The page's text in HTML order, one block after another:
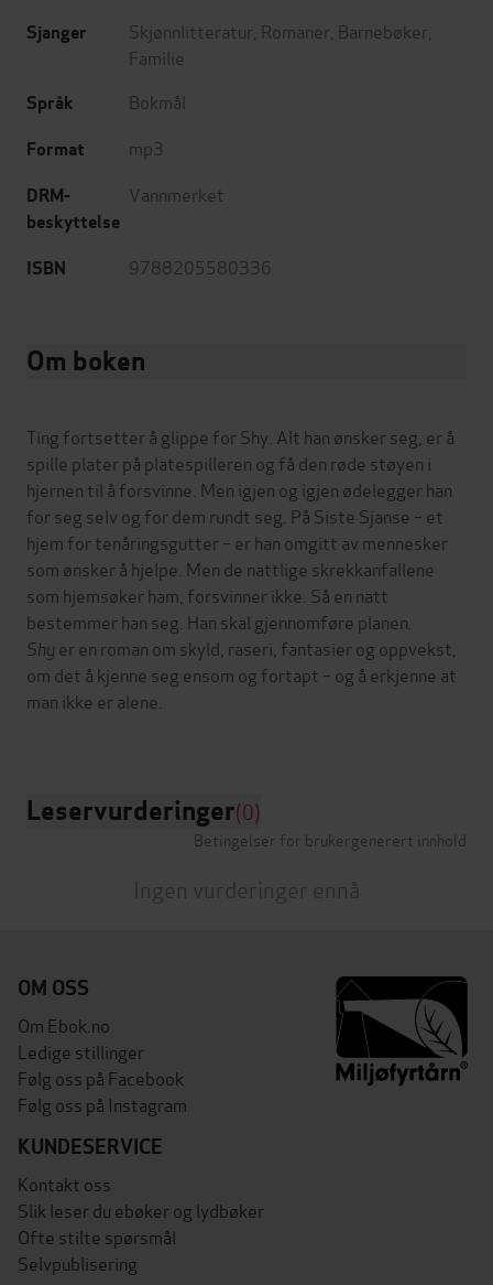
Sjanger Skjønnlitteratur Romaner Barnebøker
Familie
Språk Bokmål
Format mp3
DRM-
beskyttelse
Vannmerket
ISBN 9788205580336
Om boken
Ting fortsetter å glippe for Shy. Alt han ønsker seg, er å
spille plater på platespilleren og få den røde støyen i
hjernen til å forsvinne. Men igjen og igjen ødelegger han
for seg selv og for dem rundt seg. På Siste Sjanse – et
hjem for tenåringsgutter – er han omgitt av mennesker
som ønsker å hjelpe. Men de nattlige skrekkanfallene
som hjemsøker ham, forsvinner ikke. Så en natt
bestemmer han seg. Han skal gjennomføre planen.
Shyer en roman om skyld, raseri, fantasier og oppvekst,
om det å kjenne seg ensom og fortapt – og å erkjenne at
man ikke er alene.
Leservurderinger(0)
Betingelser for brukergenerert innhold
Ingen vurderinger ennå
OM OSS
Om Ebok.no
Ledige stillinger
Følg oss på Facebook
Følg oss på Instagram
KUNDESERVICE
Kontakt oss
Slik leser du ebøker og lydbøker
Ofte stilte spørsmål
Selvpublisering